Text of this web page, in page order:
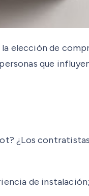
elección de
que
¿Los
de